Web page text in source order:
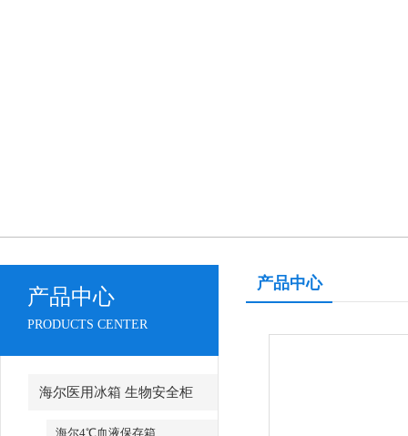
产品中心
PRODUCTS CENTER
海尔医用冰箱 生物安全柜
海尔4℃血液保存箱
产品中心